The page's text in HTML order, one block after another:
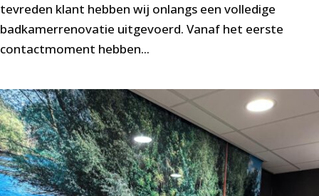
tevreden klant hebben wij onlangs een volledige
badkamerrenovatie uitgevoerd. Vanaf het eerste
contactmoment hebben...